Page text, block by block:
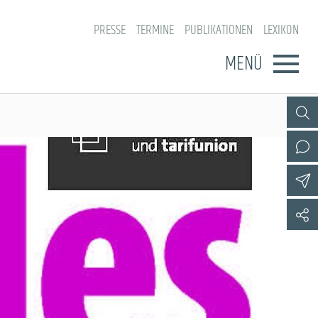
PRESSE TERMINE PUBLIKATIONEN LEXIKON
MENÜ